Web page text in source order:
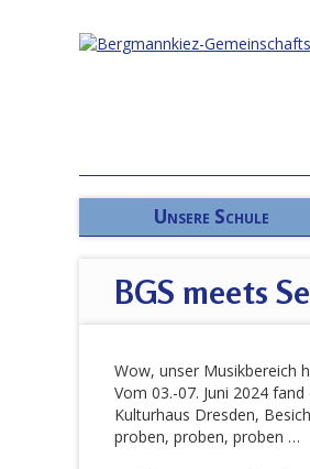
Unsere Schule
BGS meets
Wow, unser Musikbereich
Vom 03.-07. Juni 2024
Kulturhaus Dresden,
proben, proben, proben …